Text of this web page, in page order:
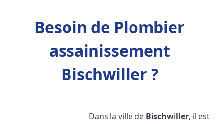
Besoin de Plombier
assainissement
Bischwiller ?
Dans la ville de Bischwiller, il est